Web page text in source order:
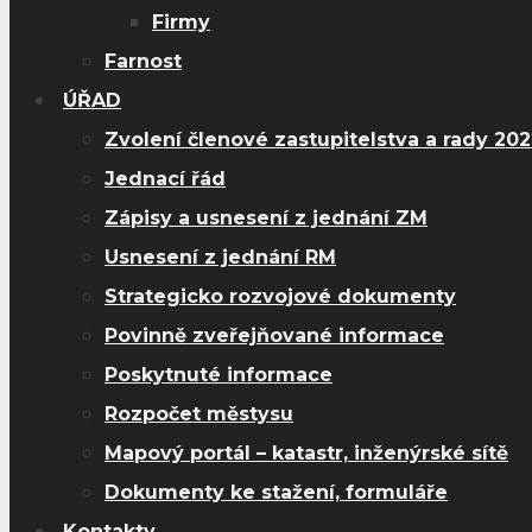
Firmy
Farnost
ÚŘAD
Zvolení členové zastupitelstva a rady
Jednací řád
Zápisy a usnesení z jednání ZM
Usnesení z jednání RM
Strategicko rozvojové dokumenty
Povinně zveřejňované informace
Poskytnuté informace
Rozpočet městysu
Mapový portál – katastr, inženýrské sítě
Dokumenty ke stažení, formuláře